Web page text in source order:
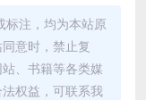
标注，均为本站原
意时，禁止复
、书籍等各类媒
权益，可联系我